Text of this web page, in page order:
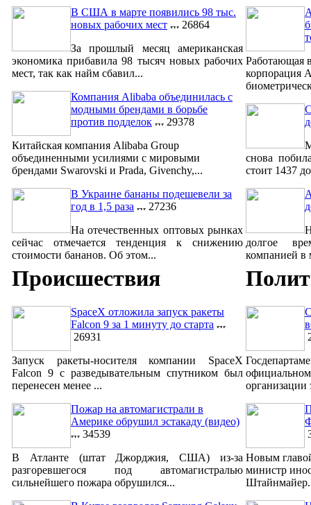
В США в марте появились 98 тыс.
новых рабочих мест
26864
За прошлый месяц американская
экономика прибавила 98 тысяч новых рабочих
мест, так как найм сбавил...
Компания Alibaba объединилась с
модными брендами в борьбе
против подделок
29378
Китайская компания Alibaba Group
объединенными усилиями с мировыми
брендами Swarovski и Prada, Givenchy,...
В Украине бананы подешевели за
год в 1,5 раза
27236
На отечественных оптовых рынках
сейчас отмечается тенденция к снижению
стоимости бананов. Об этом...
Работающая
корпорация
снова
стоит 1437
долгое
компанией в
Происшествия
SpaceX отложила запуск ракеты
Falcon 9 за 1 минуту до старта
26931
Запуск ракеты-носителя компании SpaceX
Falcon 9 с разведывательным спутником был
перенесен менее ...
Пожар на автомагистрали в
Америке обрушил эстакаду (видео)
34539
В Атланте (штат Джорджия, США) из-за
разгоревшегося под автомагистралью
сильнейшего пожара обрушился...
организации
Новым
министр